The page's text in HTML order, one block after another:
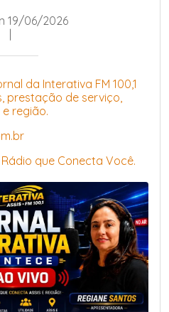
19/06/2026
|
da Interativa FM 100,1
prestação de serviço,
região.
Rádio que Conecta Você.